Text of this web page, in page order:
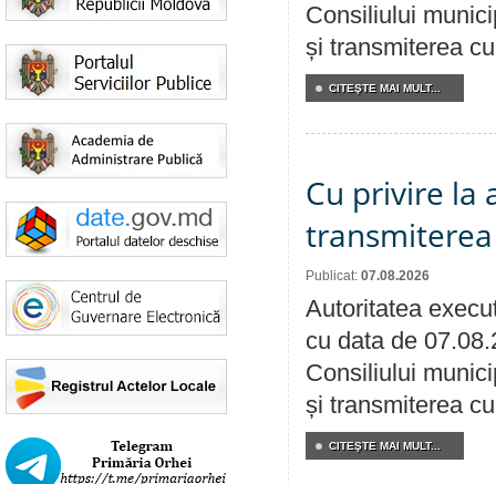
Consiliului
și transmiterea
CITEŞTE MAI MULT...
Cu privire la
Publicat: 07.08.2026
Autoritatea
cu data de
Consiliului
și transmiterea
CITEŞTE MAI MULT...